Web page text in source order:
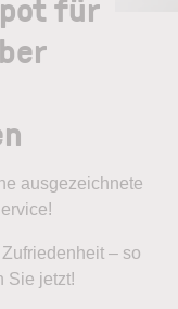
ausgezeichnete
– so
Sie jetzt!